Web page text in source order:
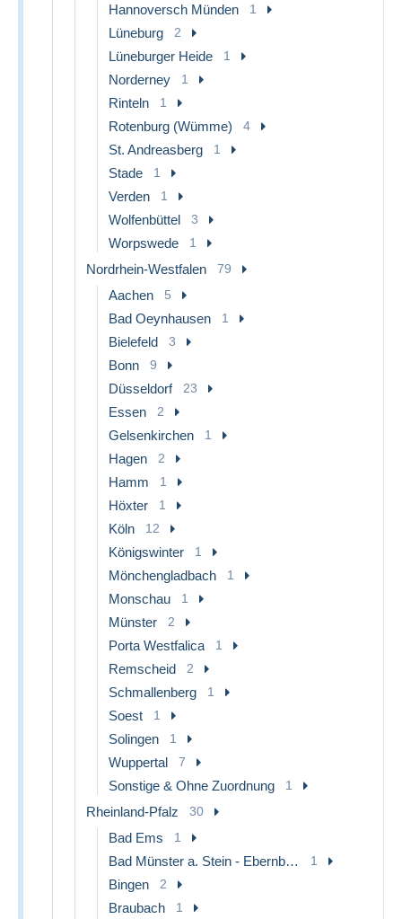
Hannoversch Münden 1
Lüneburg 2
Lüneburger Heide 1
Norderney 1
Rinteln 1
Rotenburg (Wümme) 4
St. Andreasberg 1
Stade 1
Verden 1
Wolfenbüttel 3
Worpswede 1
Nordrhein-Westfalen 79
Aachen 5
Bad Oeynhausen 1
Bielefeld 3
Bonn 9
Düsseldorf 23
Essen 2
Gelsenkirchen 1
Hagen 2
Hamm 1
Höxter 1
Köln 12
Königswinter 1
Mönchengladbach 1
Monschau 1
Münster 2
Porta Westfalica 1
Remscheid 2
Schmallenberg 1
Soest 1
Solingen 1
Wuppertal 7
Sonstige & Ohne Zuordnung 1
Rheinland-Pfalz 30
Bad Ems 1
Bad Münster a. Stein - Ebernburg 1
Bingen 2
Braubach 1